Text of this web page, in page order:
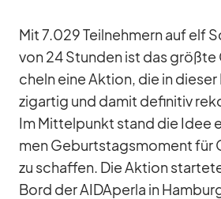
Mit 7.029 Teil­neh­mern auf elf
von 24 Stun­den ist das
cheln eine Ak­tion, die in
zig­ar­tig und da­mit de­fi­ni­tiv
Im Mit­tel­punkt stand die Idee
men Ge­burts­tags­mo­ment für
zu schaf­fen. Die Ak­tion
Bord der AID­A­perla in